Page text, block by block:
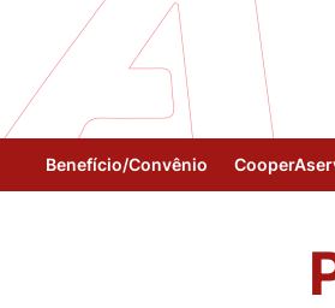
Benefício/Convênio